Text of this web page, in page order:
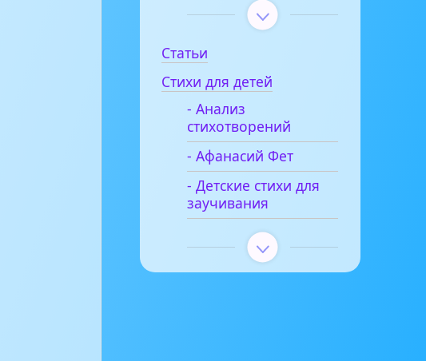
Статьи
Стихи для детей
- Анализ
стихотворений
- Афанасий Фет
- Детские стихи для
заучивания